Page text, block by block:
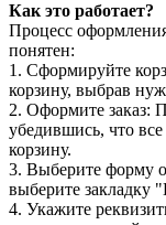
Как это работает?
Процесс
понятен:
1. Сформируйте
корзину, выбрав
2. Оформите заказ:
убедившись, что
корзину.
3. Выберите форму
выберите закладку
4. Укажите